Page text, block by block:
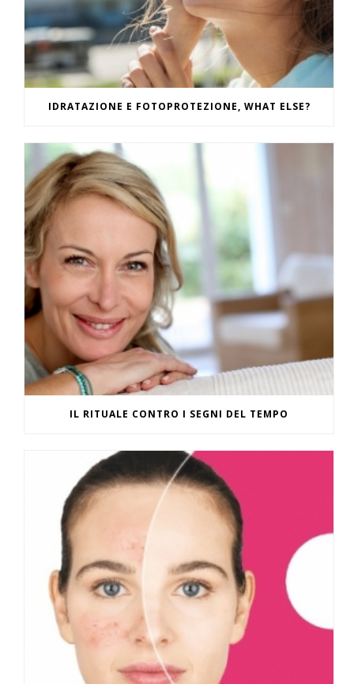
IDRATAZIONE E FOTOPROTEZIONE, WHAT ELSE?
IL RITUALE CONTRO I SEGNI DEL TEMPO